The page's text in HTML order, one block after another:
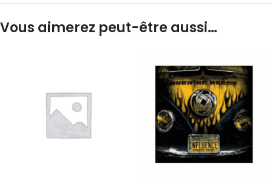
Vous aimerez peut-être aussi…